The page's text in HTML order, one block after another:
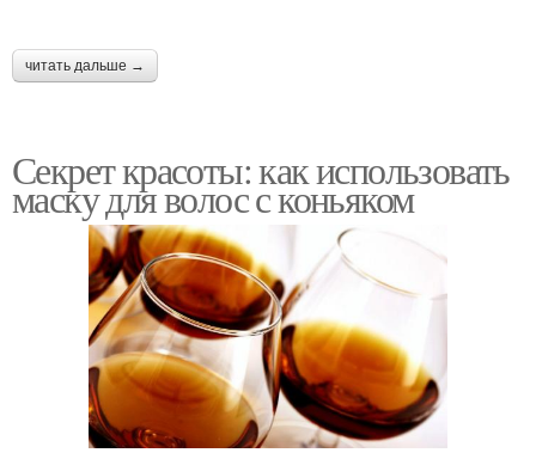
читать дальше →
Секрет красоты: как использовать
маску для волос с коньяком